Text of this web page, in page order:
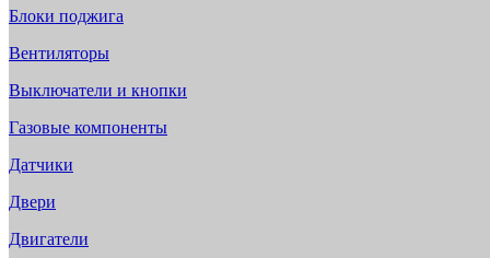
Блоки поджига
Вентиляторы
Выключатели и кнопки
Газовые компоненты
Датчики
Двери
Двигатели